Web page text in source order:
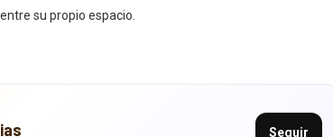
su propio espacio.
Seguir